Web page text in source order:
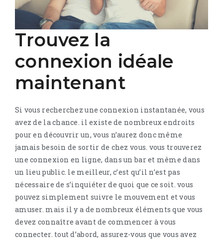
Trouvez la
connexion idéale
maintenant
Si vous recherchez une connexion instantanée, vous
avez de la chance. il existe de nombreux endroits
pour en découvrir un, vous n’aurez donc même
jamais besoin de sortir de chez vous. vous trouverez
une connexion en ligne, dans un bar et même dans
un lieu public. le meilleur, c’est qu’il n’est pas
nécessaire de s’inquiéter de quoi que ce soit. vous
pouvez simplement suivre le mouvement et vous
amuser. mais il y a de nombreux éléments que vous
devez connaître avant de commencer à vous
connecter. tout d’abord, assurez-vous que vous avez